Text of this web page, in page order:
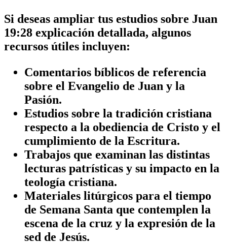
Si deseas ampliar tus estudios sobre Juan
19:28 explicación detallada, algunos
recursos útiles incluyen:
Comentarios bíblicos de referencia
sobre el Evangelio de Juan y la
Pasión.
Estudios sobre la tradición cristiana
respecto a la obediencia de Cristo y el
cumplimiento de la Escritura.
Trabajos que examinan las distintas
lecturas patrísticas y su impacto en la
teología cristiana.
Materiales litúrgicos para el tiempo
de Semana Santa que contemplen la
escena de la cruz y la expresión de la
sed de Jesús.